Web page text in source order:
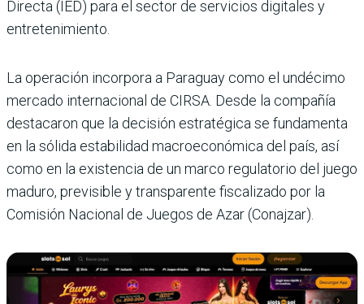
Directa (IED) para el sector de servicios digitales y
entre­tenimiento.
La operación incorpora a Paraguay como el undécimo
mercado internacional de CIRSA. Desde la compañía
destacaron que la decisión estratégica se fundamenta
en la sólida estabilidad macro­económica del país, así
como en la existencia de un marco regulatorio del juego
maduro, previsible y transparente fiscalizado por la
Comisión Nacional de Juegos de Azar (Conajzar).